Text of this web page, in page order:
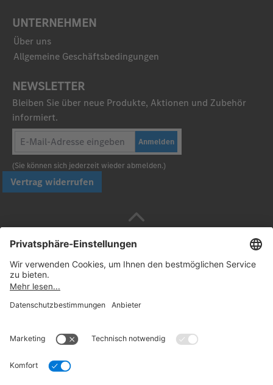
UNTERNEHMEN
Über uns
Allgemeine Geschäftsbedingungen
NEWSLETTER
Bleiben Sie über neue Produkte, Aktionen und Zubehör
informiert.
Anmelden
(Sie können sich jederzeit wieder abmelden.)
Vertrag widerrufen
Sicher bezahlen mit
© 2026. Daimler Truck AG. Alle Rechte vorbehalten